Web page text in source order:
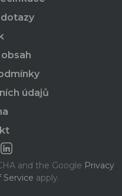
údajů
and the Google Privacy
Service apply.